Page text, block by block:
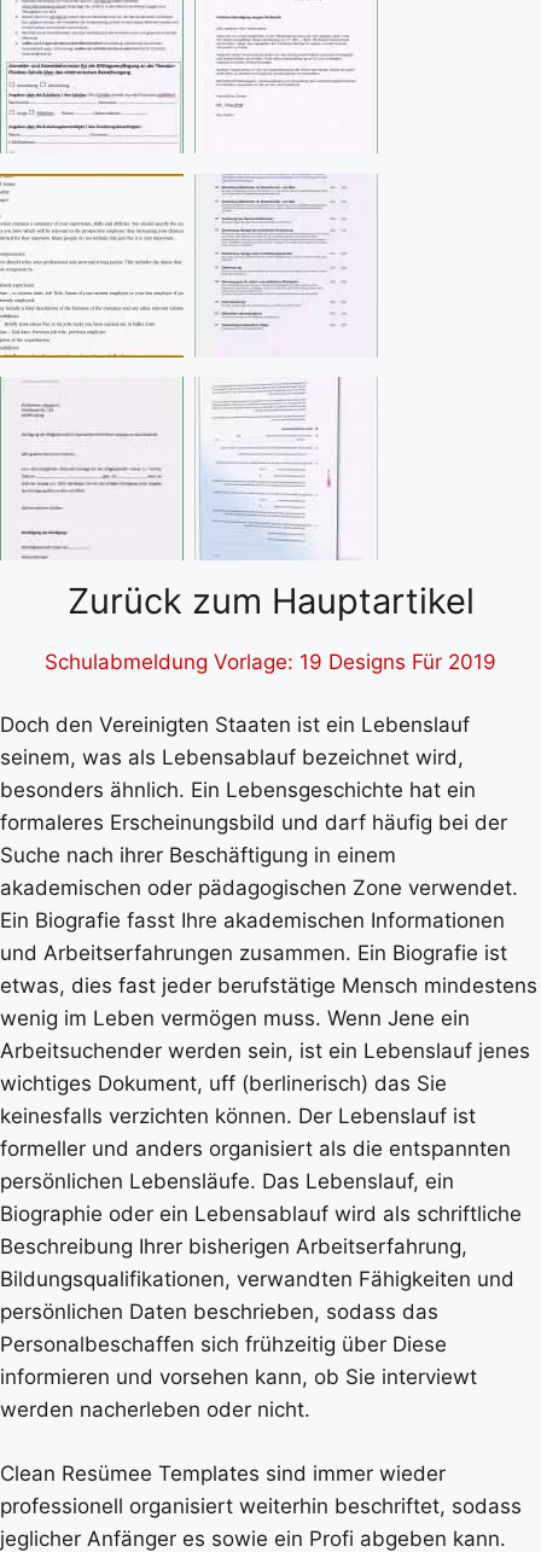
Zurück zum Hauptartikel
Schulabmeldung Vorlage: 19 Designs Für 2019
Doch den Vereinigten Staaten ist ein Lebenslauf
seinem, was als Lebensablauf bezeichnet wird,
besonders ähnlich. Ein Lebensgeschichte hat ein
formaleres Erscheinungsbild und darf häufig bei der
Suche nach ihrer Beschäftigung in einem
akademischen oder pädagogischen Zone verwendet.
Ein Biografie fasst Ihre akademischen Informationen
und Arbeitserfahrungen zusammen. Ein Biografie ist
etwas, dies fast jeder berufstätige Mensch mindestens
wenig im Leben vermögen muss. Wenn Jene ein
Arbeitsuchender werden sein, ist ein Lebenslauf jenes
wichtiges Dokument, uff (berlinerisch) das Sie
keinesfalls verzichten können. Der Lebenslauf ist
formeller und anders organisiert als die entspannten
persönlichen Lebensläufe. Das Lebenslauf, ein
Biographie oder ein Lebensablauf wird als schriftliche
Beschreibung Ihrer bisherigen Arbeitserfahrung,
Bildungsqualifikationen, verwandten Fähigkeiten und
persönlichen Daten beschrieben, sodass das
Personalbeschaffen sich frühzeitig über Diese
informieren und vorsehen kann, ob Sie interviewt
werden nacherleben oder nicht.
Clean Resümee Templates sind immer wieder
professionell organisiert weiterhin beschriftet, sodass
jeglicher Anfänger es sowie ein Profi abgeben kann.